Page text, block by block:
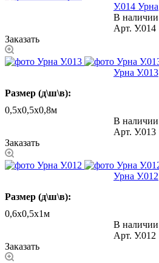
У.014 Урна
В наличии
Арт. У.014
Заказать
Урна У.013
Размер (д\ш\в):
0,5х0,5х0,8м
В наличии
Арт. У.013
Заказать
Урна У.012
Размер (д\ш\в):
0,6х0,5х1м
В наличии
Арт. У.012
Заказать